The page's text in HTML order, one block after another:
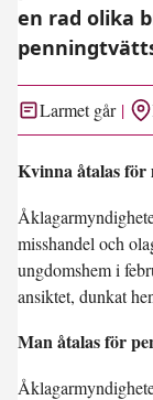
en rad olika
Larmet går
Kvinna åtalas för
misshandel och
ungdomshem i
ansiktet, dunkat
Man åtalas för